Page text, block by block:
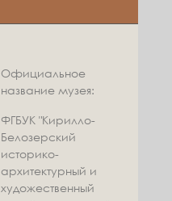
Официальное
название музея:
ФГБУК "Кирилло-
Белозерский
историко-
архитектурный и
художественный